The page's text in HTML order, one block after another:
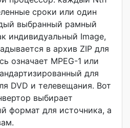
сроки или один
выбранный рамный
индивидуальный Image,
в архив ZIP для
означает MPEG-1 или
для
DVD и телевещания. Вот
выбирает
формат для источника, а